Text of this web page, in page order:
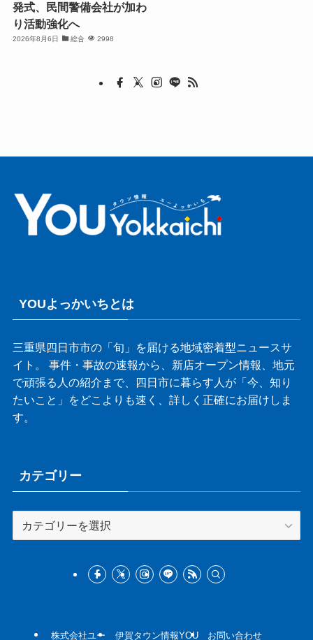
発式、民間警備会社が加わ
り活動強化へ
2026年8月6日 総合 2998
YOUよっかいちとは
三重県四日市市の「旬」を届ける地域密着型ニュースサ
イト。 事件・事故の速報から、新店オープン情報、地元
で頑張る人の紹介まで、四日市に暮らす人が「今、知り
たいこと」をどこよりも速く、詳しく正確にお届けしま
す。
カテゴリー
テ
株式会社ユー 伊賀タウン情報YOU お問い合わせ